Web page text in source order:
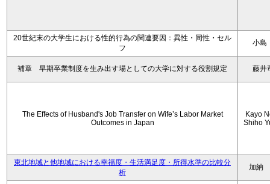
20世紀末の大学生における性的行為の関連要因：異性・同性・セル
フ
小
補章 早期卒業制度を生み出す場としての大学に対する役割規定 藤井
The Effects of Husband's Job Transfer on Wife’s Labor Market
Outcomes in Japan
Kayo
Shiho
東北地域と他地域における幸福度・生活満足度・所得水準の比較分
析
加納